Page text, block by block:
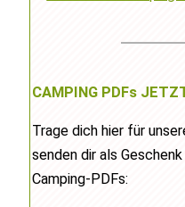
CAMPING PDFs
Trage dich hier für
senden dir als
Camping-PDFs: